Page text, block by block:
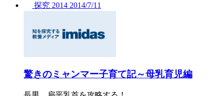
探究 2014 2014/7/11
驚きのミャンマー子育て記～母乳育児編